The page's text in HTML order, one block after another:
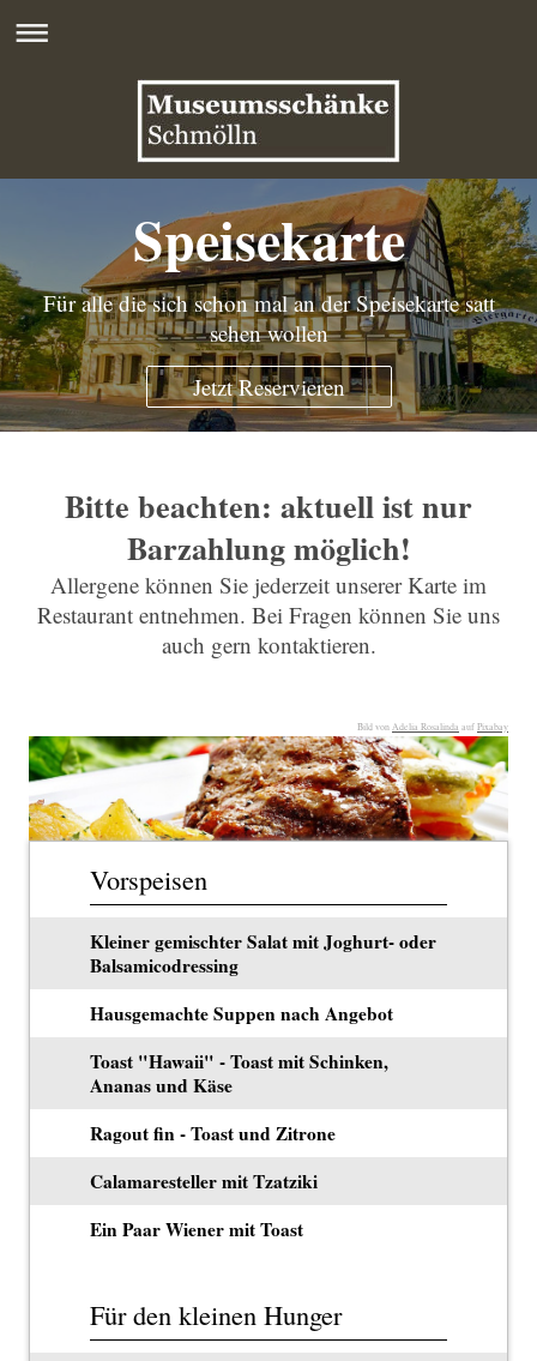
Speisekarte
Für alle die sich schon mal an der Speisekarte satt
sehen wollen
Jetzt Reservieren
Bitte beachten: aktuell ist nur
Barzahlung möglich!
Allergene können Sie jederzeit unserer Karte im
Restaurant entnehmen. Bei Fragen können Sie uns
auch gern kontaktieren.
Bild von Adelia Rosalinda auf Pixabay
Vorspeisen
Kleiner gemischter Salat mit Joghurt- oder
Balsamicodressing
Hausgemachte Suppen nach Angebot
Toast "Hawaii" - Toast mit Schinken,
Ananas und Käse
Ragout fin - Toast und Zitrone
Calamaresteller mit Tzatziki
Ein Paar Wiener mit Toast
Für den kleinen Hunger